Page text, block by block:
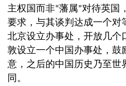
主权国而非“藩属”对待英国
要求，与其谈判达成一个对
北京设立办事处，开放几个
敦设立一个中国办事处，鼓
意，之后的中国历史乃至世
同。